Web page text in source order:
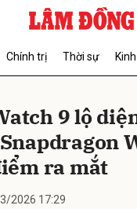
Chính trị Thời sự
9 lộ
ra mắt
2026 17:29